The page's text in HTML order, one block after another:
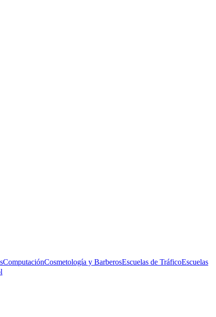
ComputaciónCosmetología y BarberosEscuelas de TráficoEscuelas